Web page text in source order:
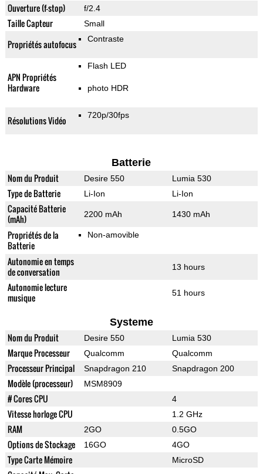
Ouverture (f-stop) f/2.4
Taille Capteur Small
Propriétés autofocus Contraste
APN Propriétés
Hardware
Flash LED
photo HDR
Résolutions Vidéo 720p/30fps
Batterie
Nom du Produit Desire 550 Lumia 530
Type de Batterie Li-Ion Li-Ion
Capacité Batterie
(mAh)
2200 mAh 1430 mAh
Propriétés de la
Batterie
Non-amovible
Autonomie en temps
de conversation
13 hours
Autonomie lecture
musique
51 hours
Systeme
Nom du Produit Desire 550 Lumia 530
Marque Processeur Qualcomm Qualcomm
Processeur Principal Snapdragon 210 Snapdragon 200
Modèle (processeur) MSM8909
# Cores CPU 4
Vitesse horloge CPU 1.2 GHz
RAM 2GO 0.5GO
Options de Stockage 16GO 4GO
Type Carte Mémoire MicroSD